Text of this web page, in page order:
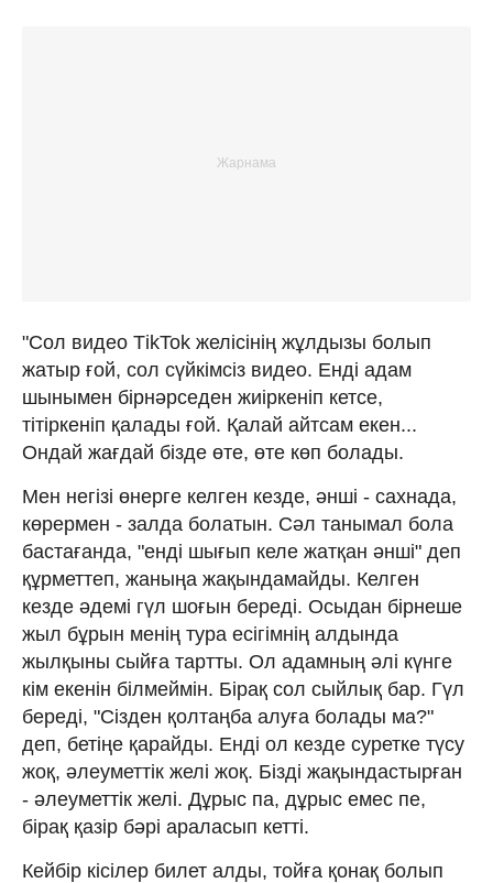
"Сол видео ТikTok желісінің жұлдызы болып
жатыр ғой, сол сүйкімсіз видео. Енді адам
шынымен бірнәрседен жиіркеніп кетсе,
тітіркеніп қалады ғой. Қалай айтсам екен...
Ондай жағдай бізде өте, өте көп болады.
Мен негізі өнерге келген кезде, әнші - сахнада,
көрермен - залда болатын. Сәл танымал бола
бастағанда, "енді шығып келе жатқан әнші" деп
құрметтеп, жаныңа жақындамайды. Келген
кезде әдемі гүл шоғын береді. Осыдан бірнеше
жыл бұрын менің тура есігімнің алдында
жылқыны сыйға тартты. Ол адамның әлі күнге
кім екенін білмеймін. Бірақ сол сыйлық бар. Гүл
береді, "Сізден қолтаңба алуға болады ма?"
деп, бетіңе қарайды. Енді ол кезде суретке түсу
жоқ, әлеуметтік желі жоқ. Бізді жақындастырған
- әлеуметтік желі. Дұрыс па, дұрыс емес пе,
бірақ қазір бәрі араласып кетті.
Кейбір кісілер билет алды, тойға қонақ болып